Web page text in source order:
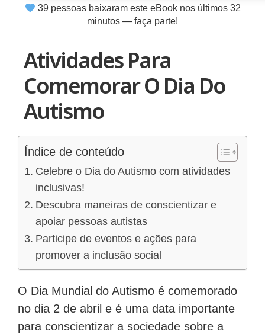
39pessoas baixaram este eBook nos últimos 32
minutos — faça parte!
Atividades Para
Comemorar O Dia Do
Autismo
Índice de conteúdo
Celebre o Dia do Autismo com atividades
inclusivas!
Descubra maneiras de conscientizar e
apoiar pessoas autistas
Participe de eventos e ações para
promover a inclusão social
O Dia Mundial do Autismo é comemorado
no dia 2 de abril e é uma data importante
para conscientizar a sociedade sobre a